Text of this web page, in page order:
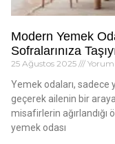
Modern Yemek
Sofralarınıza
25 Ağustos 2025
Yemek odaları, sadece
geçerek ailenin bir
misafirlerin
yemek odası